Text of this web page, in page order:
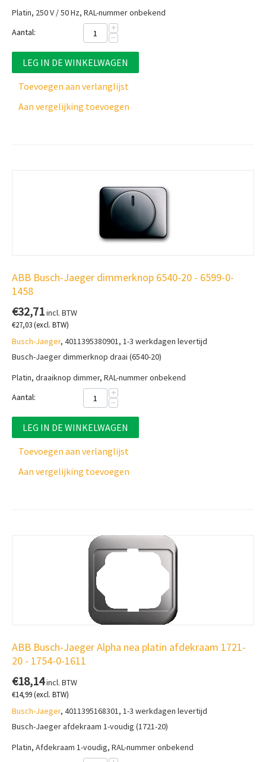
Platin, 250 V / 50 Hz, RAL-nummer onbekend
Aantal:
+
−
LEG IN DE WINKELWAGEN
Toevoegen aan verlanglijst
Aan vergelijking toevoegen
ABB Busch-Jaeger dimmerknop 6540-20 - 6599-0-
1458
€32,71incl. BTW
€27,03(excl. BTW)
Busch-Jaeger, 4011395380901, 1-3 werkdagen levertijd
Busch-Jaeger dimmerknop draai (6540-20)
Platin, draaiknop dimmer, RAL-nummer onbekend
Aantal:
+
−
LEG IN DE WINKELWAGEN
Toevoegen aan verlanglijst
Aan vergelijking toevoegen
ABB Busch-Jaeger Alpha nea platin afdekraam 1721-
20 - 1754-0-1611
€18,14incl. BTW
€14,99(excl. BTW)
Busch-Jaeger, 4011395168301, 1-3 werkdagen levertijd
Busch-Jaeger afdekraam 1-voudig (1721-20)
Platin, Afdekraam 1-voudig, RAL-nummer onbekend